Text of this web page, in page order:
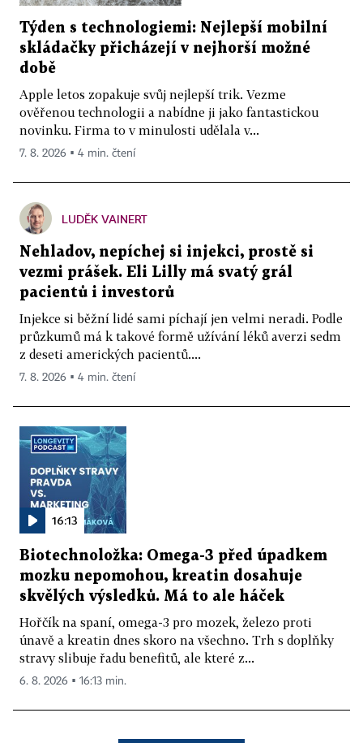
Týden s technologiemi: Nejlepší mobilní
skládačky přicházejí v nejhorší možné
době
Apple letos zopakuje svůj nejlepší trik. Vezme
ověřenou technologii a nabídne ji jako fantastickou
novinku. Firma to v minulosti udělala v...
7. 8. 2026 ▪ 4 min. čtení
LUDĚK VAINERT
Nehladov, nepíchej si injekci, prostě si
vezmi prášek. Eli Lilly má svatý grál
pacientů i investorů
Injekce si běžní lidé sami píchají jen velmi neradi. Podle
průzkumů má k takové formě užívání léků averzi sedm
z deseti amerických pacientů....
7. 8. 2026 ▪ 4 min. čtení
16:13
Biotechnoložka: Omega-3 před úpadkem
mozku nepomohou, kreatin dosahuje
skvělých výsledků. Má to ale háček
Hořčík na spaní, omega-3 pro mozek, železo proti
únavě a kreatin dnes skoro na všechno. Trh s doplňky
stravy slibuje řadu benefitů, ale které z...
6. 8. 2026 ▪ 16:13 min.